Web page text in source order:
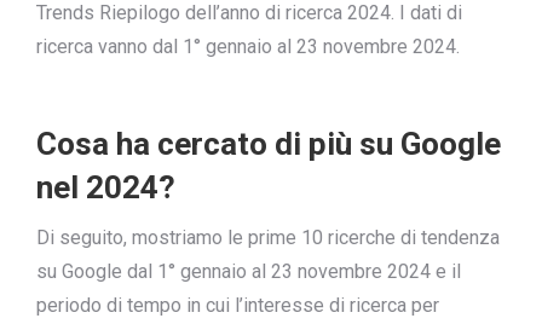
Trends Riepilogo dell’anno di ricerca 2024. I dati di
ricerca vanno dal 1° gennaio al 23 novembre 2024.
Cosa ha cercato di più su Google
nel 2024?
Di seguito, mostriamo le prime 10 ricerche di tendenza
su Google dal 1° gennaio al 23 novembre 2024 e il
periodo di tempo in cui l’interesse di ricerca per